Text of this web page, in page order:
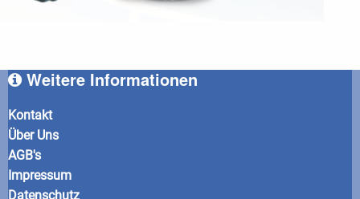
Weitere Informationen
Kontakt
Über Uns
AGB's
Impressum
Datenschutz